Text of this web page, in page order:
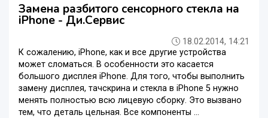
Замена разбитого сенсорного стекла на
iPhone - Ди.Сервис
18.02.2014, 14:21
К сожалению, iPhone, как и все другие устройства
может сломаться. В особенности это касается
большого дисплея iPhone. Для того, чтобы выполнить
замену дисплея, тачскрина и стекла в iPhone 5 нужно
менять полностью всю лицевую сборку. Это вызвано
тем, что деталь цельная. Все компоненты ...